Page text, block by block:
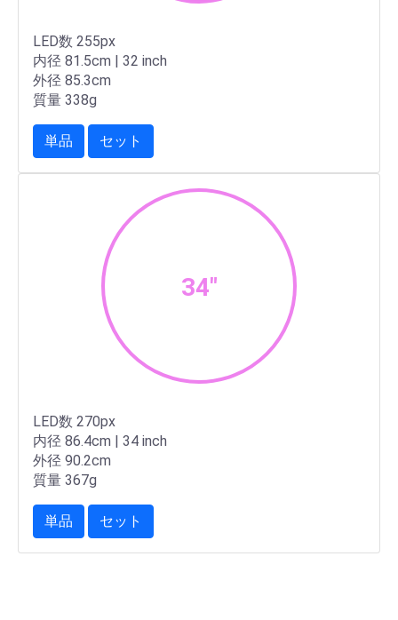
LED数 255px
内径 81.5cm | 32 inch
外径 85.3cm
質量 338g
単品 セット
34"
LED数 270px
内径 86.4cm | 34 inch
外径 90.2cm
質量 367g
単品 セット